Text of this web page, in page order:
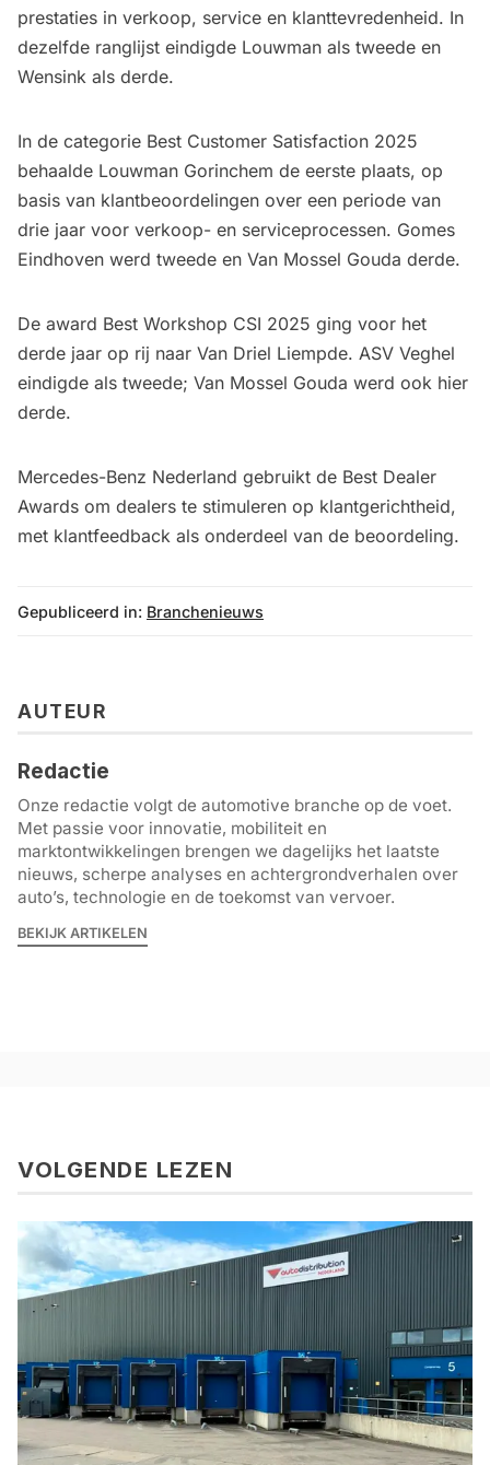
prestaties in verkoop, service en klanttevredenheid. In
dezelfde ranglijst eindigde Louwman als tweede en
Wensink als derde.
In de categorie Best Customer Satisfaction 2025
behaalde Louwman Gorinchem de eerste plaats, op
basis van klantbeoordelingen over een periode van
drie jaar voor verkoop- en serviceprocessen. Gomes
Eindhoven werd tweede en Van Mossel Gouda derde.
De award Best Workshop CSI 2025 ging voor het
derde jaar op rij naar Van Driel Liempde. ASV Veghel
eindigde als tweede; Van Mossel Gouda werd ook hier
derde.
Mercedes-Benz Nederland gebruikt de Best Dealer
Awards om dealers te stimuleren op klantgerichtheid,
met klantfeedback als onderdeel van de beoordeling.
Gepubliceerd in: Branchenieuws
AUTEUR
Redactie
Onze redactie volgt de automotive branche op de voet.
Met passie voor innovatie, mobiliteit en
marktontwikkelingen brengen we dagelijks het laatste
nieuws, scherpe analyses en achtergrondverhalen over
auto’s, technologie en de toekomst van vervoer.
BEKIJK ARTIKELEN
VOLGENDE LEZEN